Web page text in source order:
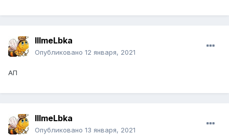
IIImeLbka
Опубликовано 12 января, 2021
АП
IIImeLbka
Опубликовано 13 января, 2021